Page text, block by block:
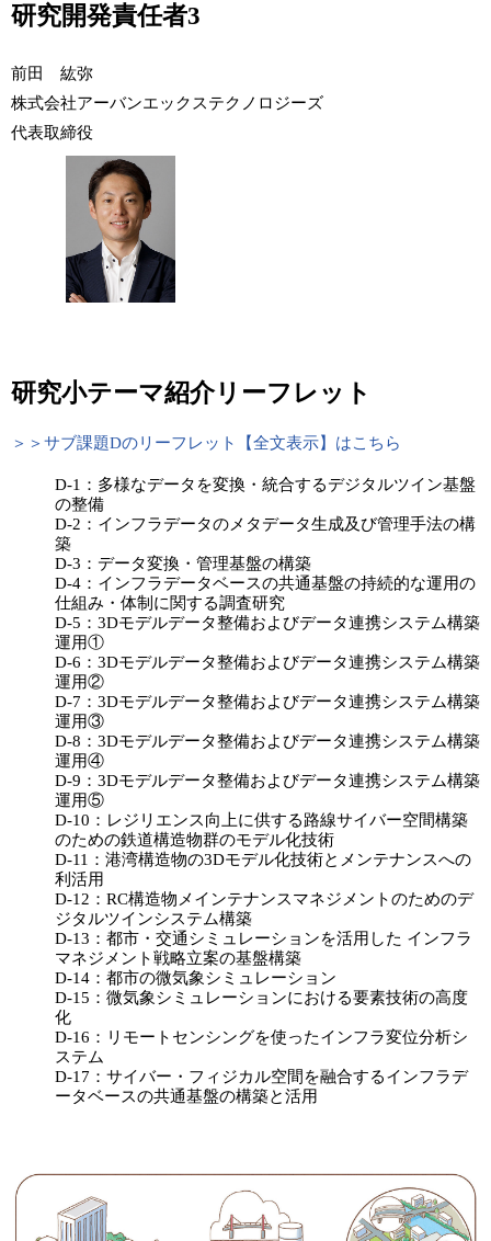
研究開発責任者3
前田 紘弥
株式会社アーバンエックステクノロジーズ
代表取締役
研究小テーマ紹介リーフレット
＞＞サブ課題Dのリーフレット【全文表示】はこちら
D-1：多様なデータを変換・統合するデジタルツイン基盤
の整備
D-2：インフラデータのメタデータ生成及び管理手法の構
築
D-3：データ変換・管理基盤の構築
D-4：インフラデータベースの共通基盤の持続的な運用の
仕組み・体制に関する調査研究
D-5：3Dモデルデータ整備およびデータ連携システム構築
運用①
D-6：3Dモデルデータ整備およびデータ連携システム構築
運用②
D-7：3Dモデルデータ整備およびデータ連携システム構築
運用③
D-8：3Dモデルデータ整備およびデータ連携システム構築
運用④
D-9：3Dモデルデータ整備およびデータ連携システム構築
運用⑤
D-10：レジリエンス向上に供する路線サイバー空間構築
のための鉄道構造物群のモデル化技術
D-11：港湾構造物の3Dモデル化技術とメンテナンスへの
利活用
D-12：RC構造物メインテナンスマネジメントのためのデ
ジタルツインシステム構築
D-13：都市・交通シミュレーションを活用した インフラ
マネジメント戦略立案の基盤構築
D-14：都市の微気象シミュレーション
D-15：微気象シミュレーションにおける要素技術の高度
化
D-16：リモートセンシングを使ったインフラ変位分析シ
ステム
D-17：サイバー・フィジカル空間を融合するインフラデ
ータベースの共通基盤の構築と活用